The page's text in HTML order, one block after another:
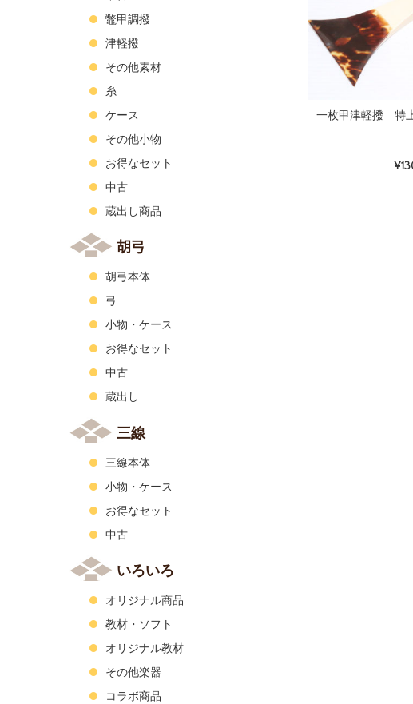
一枚甲津軽撥 特
鼈甲調撥
津軽撥
その他素材
糸
ケース
その他小物
お得なセット
中古
蔵出し商品
胡弓
胡弓本体
弓
小物・ケース
お得なセット
中古
蔵出し
三線
三線本体
小物・ケース
お得なセット
中古
いろいろ
オリジナル商品
教材・ソフト
オリジナル教材
その他楽器
コラボ商品